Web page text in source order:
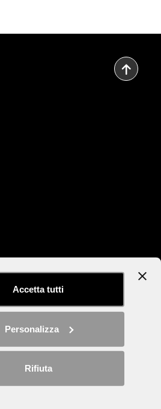
Accetta tutti
Personalizza
Rifiuta